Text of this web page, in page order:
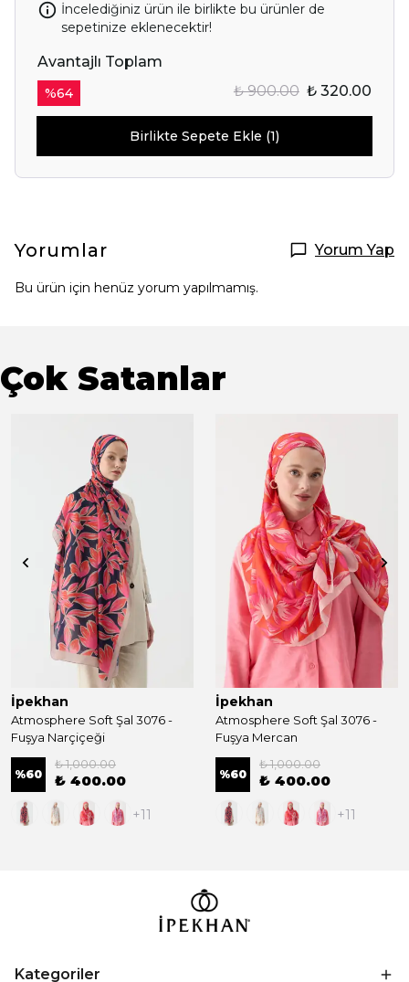
İncelediğiniz ürün ile birlikte bu ürünler de
sepetinize eklenecektir!
Avantajlı Toplam
%64 ₺ 900.00 ₺ 320.00
Birlikte Sepete Ekle (1)
Yorumlar Yorum Yap
Bu ürün için henüz yorum yapılmamış.
Çok Satanlar
İpekhan
Atmosphere Soft Şal 3076 -
Fuşya Narçiçeği
%60
₺ 1,000.00
₺ 400.00
+11
İpekhan
Atmosphere Soft Şal 3076 -
Fuşya Mercan
%60
₺ 1,000.00
₺ 400.00
+11
Kategoriler